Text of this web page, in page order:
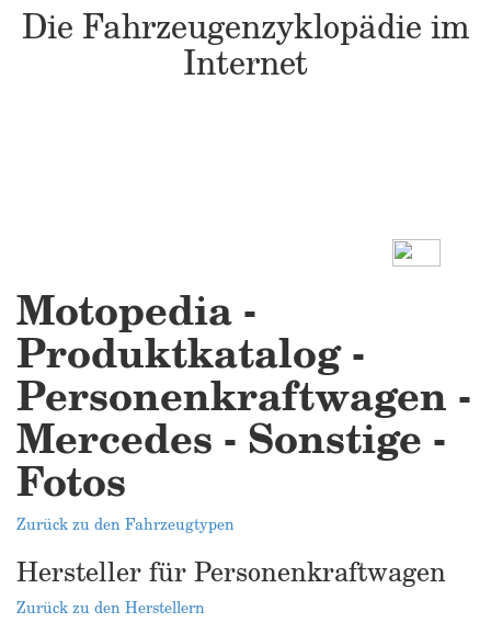
Die Fahrzeugenzyklopädie im
Internet
Motopedia -
Produktkatalog -
Personenkraftwagen -
Mercedes - Sonstige -
Fotos
Zurück zu den Fahrzeugtypen
Hersteller für Personenkraftwagen
Zurück zu den Herstellern